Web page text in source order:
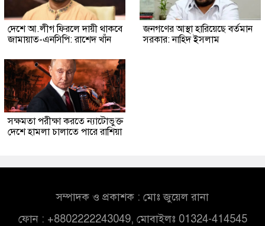
দেশে আ.লীগ ফিরলে দায়ী থাকবে
জামায়াত-এনসিপি: রাশেদ খাঁন
জনগণের আস্থা হারিয়েছে বর্তমান
সরকার: নাহিদ ইসলাম
সক্ষমতা পরীক্ষা করতে ন্যাটোভুক্ত
দেশে হামলা চালাতে পারে রাশিয়া
সম্পাদক ও প্রকাশক : মোঃ জুয়েল রানা
ফোন : +8802222243049, মোবাইলঃ 01324-414545